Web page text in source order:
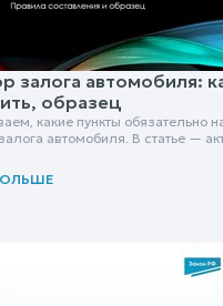
залога автомобиля:
образец
какие пункты обязательно
автомобиля. В статье —